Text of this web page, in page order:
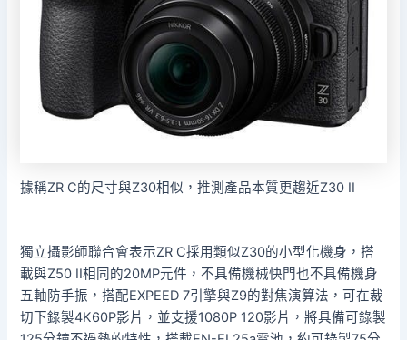
據稱ZR C的尺寸與Z30相似，推測產品本質更趨近Z30 II
獨立攝影師聯合會表示ZR C採用類似Z30的小型化機身，搭
載與Z50 II相同的20MP元件，不具備機械快門也不具備機身
五軸防手振，搭配EXPEED 7引擎與Z9的對焦演算法，可在裁
切下錄製4K60P影片，並支援1080P 120影片，將具備可錄製